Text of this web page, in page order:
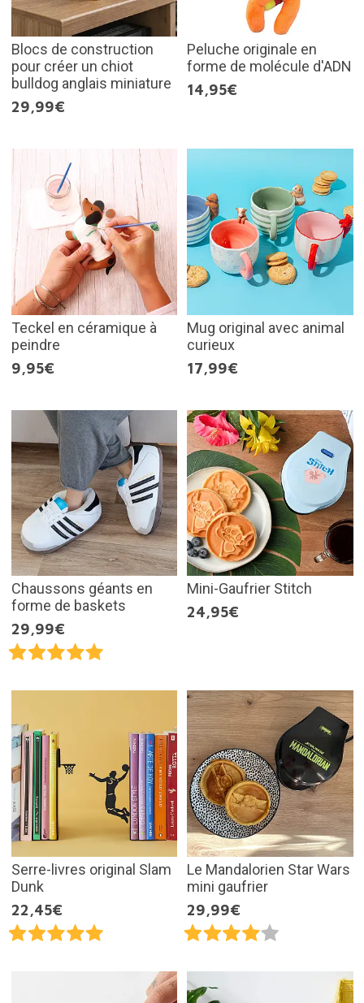
Blocs de construction
pour créer un chiot
bulldog anglais miniature
29,99€
Peluche originale en
forme de molécule d'ADN
14,95€
Teckel en céramique à
peindre
9,95€
Mug original avec animal
curieux
17,99€
Chaussons géants en
forme de baskets
29,99€
Mini-Gaufrier Stitch
24,95€
Serre-livres original Slam
Dunk
22,45€
Le Mandalorien Star Wars
mini gaufrier
29,99€